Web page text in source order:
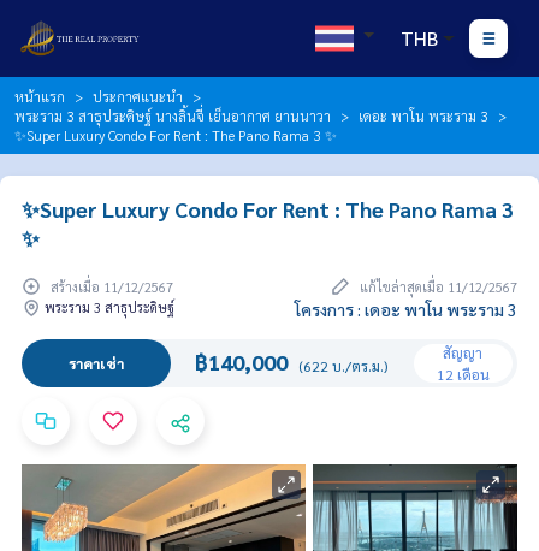
THB
หน้าแรก
ประกาศแนะนำ
พระราม 3 สาธุประดิษฐ์ นางลิ้นจี่ เย็นอากาศ ยานนาวา
เดอะ พาโน พระราม 3
✨Super Luxury Condo For Rent : The Pano Rama 3 ✨
✨Super Luxury Condo For Rent : The Pano Rama 3
✨
สร้างเมื่อ 11/12/2567
แก้ไขล่าสุดเมื่อ 11/12/2567
พระราม 3 สาธุประดิษฐ์
โครงการ : เดอะ พาโน พระราม 3
ราคาเช่า ฿140,000 (622 บ./ตร.ม.)
สัญญา
12 เดือน